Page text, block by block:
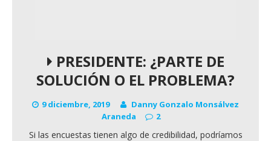
PRESIDENTE: ¿PARTE DE
SOLUCIÓN O EL PROBLEMA?
9 diciembre, 2019
Danny Gonzalo Monsálvez
Araneda
2
Si las encuestas tienen algo de credibilidad, podríamos